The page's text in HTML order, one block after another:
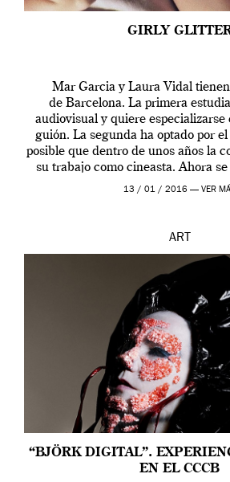
GIRLY
Mar Garcia y Laura Vidal
de Barcelona. La primera
audiovisual y quiere especializarse
guión. La segunda ha optado por
posible que dentro de unos años la
su trabajo como cineasta. Ahora
contarnos una
13 / 01 / 2016 — VER
ART
“BJÖRK DIGITAL”.
EN EL CCCB